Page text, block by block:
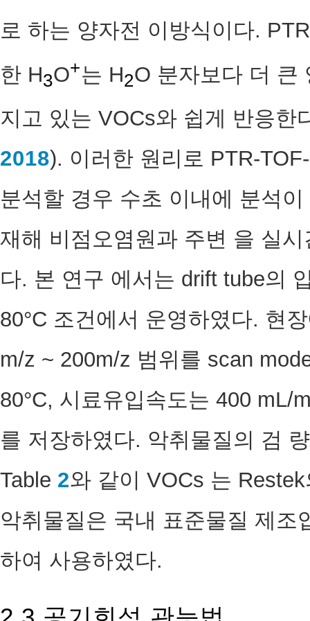
로 하는 양자전 이방식이다.
한 H3O+는 H2O 분자보다 더 큰
지고 있는 VOCs와 쉽게 반응한
2018). 이러한 원리로 PTR-
분석할 경우 수초 이내에 분석
재해 비점오염원과 주변 을 실
다. 본 연구 에서는 drift tube의
80°C 조건에서 운영하였다. 현
m/z ~ 200m/z 범위를 scan
80°C, 시료유입속도는 400 mL/
를 저장하였다. 악취물질의 검
Table 2와 같이 VOCs 는
악취물질은 국내 표준물질 제조
하여 사용하였다.